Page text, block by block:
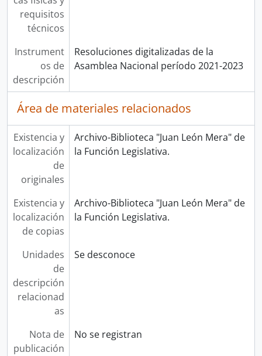
requisitos
técnicos
Instrument
os de
descripción
Resoluciones digitalizadas de la
Asamblea Nacional período 2021-2023
Área de materiales relacionados
Existencia y
localización
de
originales
Archivo-Biblioteca "Juan León Mera" de
la Función Legislativa.
Existencia y
localización
de copias
Archivo-Biblioteca "Juan León Mera" de
la Función Legislativa.
Unidades
de
descripción
relacionad
as
Se desconoce
Nota de
publicación
No se registran